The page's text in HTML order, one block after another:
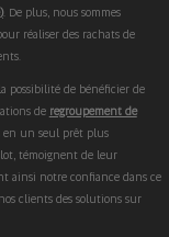
. De plus, nous sommes
réaliser des rachats de
possibilité de bénéficier de
de regroupement de
en un seul prêt plus
témoignent de leur
ainsi notre confiance dans ce
clients des solutions sur